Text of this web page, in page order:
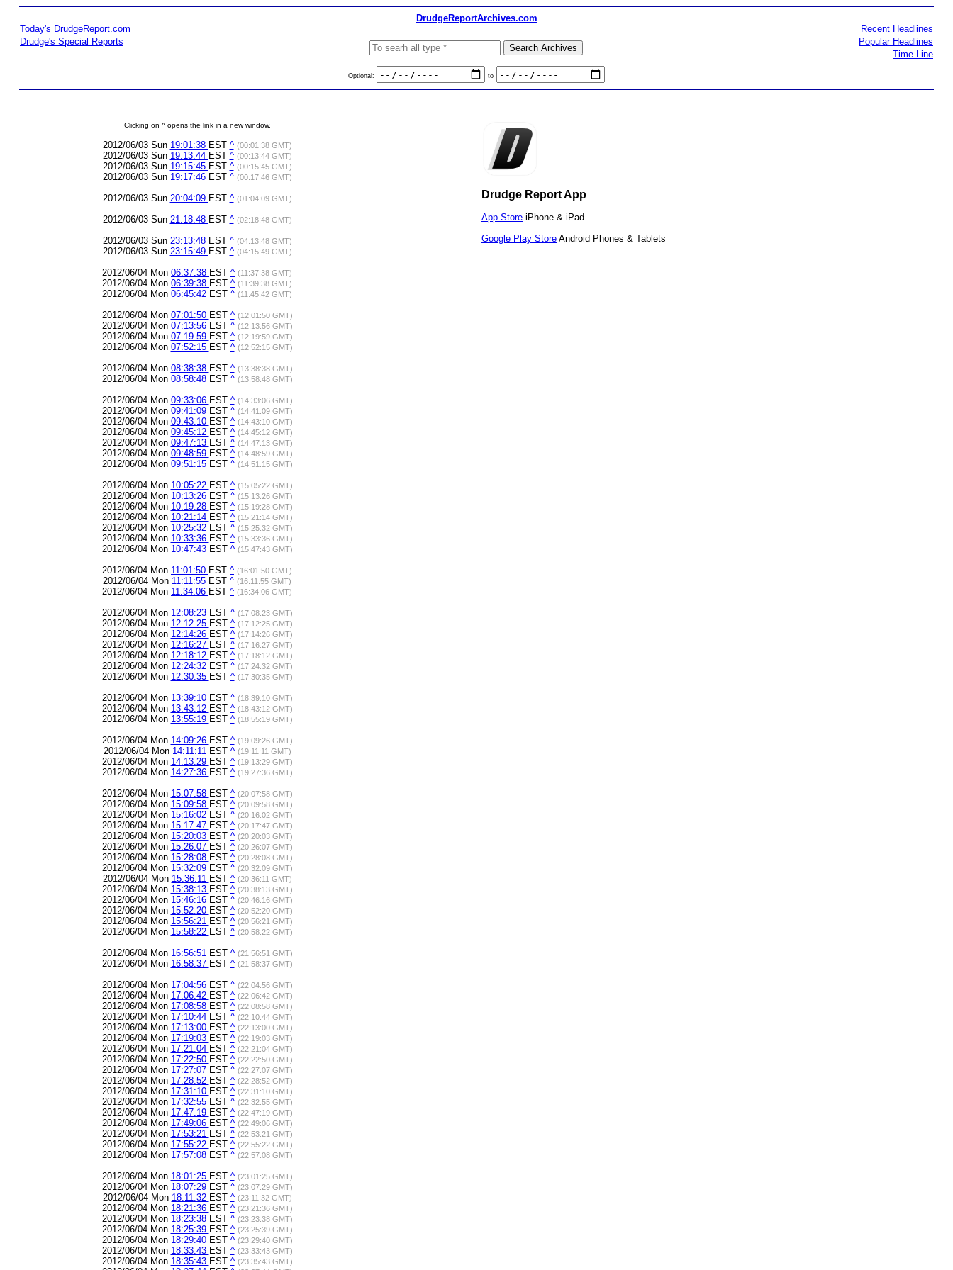
DrudgeReportArchives.com
Today's DrudgeReport.com
Drudge's Special Reports
Optional: to
Recent Headlines
Popular Headlines
Time Line
Clicking on ^ opens the link in a new window.
2012/06/03 Sun 19:01:38 EST ^ (00:01:38 GMT)
2012/06/03 Sun 19:13:44 EST ^ (00:13:44 GMT)
2012/06/03 Sun 19:15:45 EST ^ (00:15:45 GMT)
2012/06/03 Sun 19:17:46 EST ^ (00:17:46 GMT)
2012/06/03 Sun 20:04:09 EST ^ (01:04:09 GMT)
2012/06/03 Sun 21:18:48 EST ^ (02:18:48 GMT)
2012/06/03 Sun 23:13:48 EST ^ (04:13:48 GMT)
2012/06/03 Sun 23:15:49 EST ^ (04:15:49 GMT)
2012/06/04 Mon 06:37:38 EST ^ (11:37:38 GMT)
2012/06/04 Mon 06:39:38 EST ^ (11:39:38 GMT)
2012/06/04 Mon 06:45:42 EST ^ (11:45:42 GMT)
2012/06/04 Mon 07:01:50 EST ^ (12:01:50 GMT)
2012/06/04 Mon 07:13:56 EST ^ (12:13:56 GMT)
2012/06/04 Mon 07:19:59 EST ^ (12:19:59 GMT)
2012/06/04 Mon 07:52:15 EST ^ (12:52:15 GMT)
2012/06/04 Mon 08:38:38 EST ^ (13:38:38 GMT)
2012/06/04 Mon 08:58:48 EST ^ (13:58:48 GMT)
2012/06/04 Mon 09:33:06 EST ^ (14:33:06 GMT)
2012/06/04 Mon 09:41:09 EST ^ (14:41:09 GMT)
2012/06/04 Mon 09:43:10 EST ^ (14:43:10 GMT)
2012/06/04 Mon 09:45:12 EST ^ (14:45:12 GMT)
2012/06/04 Mon 09:47:13 EST ^ (14:47:13 GMT)
2012/06/04 Mon 09:48:59 EST ^ (14:48:59 GMT)
2012/06/04 Mon 09:51:15 EST ^ (14:51:15 GMT)
2012/06/04 Mon 10:05:22 EST ^ (15:05:22 GMT)
2012/06/04 Mon 10:13:26 EST ^ (15:13:26 GMT)
2012/06/04 Mon 10:19:28 EST ^ (15:19:28 GMT)
2012/06/04 Mon 10:21:14 EST ^ (15:21:14 GMT)
2012/06/04 Mon 10:25:32 EST ^ (15:25:32 GMT)
2012/06/04 Mon 10:33:36 EST ^ (15:33:36 GMT)
2012/06/04 Mon 10:47:43 EST ^ (15:47:43 GMT)
2012/06/04 Mon 11:01:50 EST ^ (16:01:50 GMT)
2012/06/04 Mon 11:11:55 EST ^ (16:11:55 GMT)
2012/06/04 Mon 11:34:06 EST ^ (16:34:06 GMT)
2012/06/04 Mon 12:08:23 EST ^ (17:08:23 GMT)
2012/06/04 Mon 12:12:25 EST ^ (17:12:25 GMT)
2012/06/04 Mon 12:14:26 EST ^ (17:14:26 GMT)
2012/06/04 Mon 12:16:27 EST ^ (17:16:27 GMT)
2012/06/04 Mon 12:18:12 EST ^ (17:18:12 GMT)
2012/06/04 Mon 12:24:32 EST ^ (17:24:32 GMT)
2012/06/04 Mon 12:30:35 EST ^ (17:30:35 GMT)
2012/06/04 Mon 13:39:10 EST ^ (18:39:10 GMT)
2012/06/04 Mon 13:43:12 EST ^ (18:43:12 GMT)
2012/06/04 Mon 13:55:19 EST ^ (18:55:19 GMT)
2012/06/04 Mon 14:09:26 EST ^ (19:09:26 GMT)
2012/06/04 Mon 14:11:11 EST ^ (19:11:11 GMT)
2012/06/04 Mon 14:13:29 EST ^ (19:13:29 GMT)
2012/06/04 Mon 14:27:36 EST ^ (19:27:36 GMT)
2012/06/04 Mon 15:07:58 EST ^ (20:07:58 GMT)
2012/06/04 Mon 15:09:58 EST ^ (20:09:58 GMT)
2012/06/04 Mon 15:16:02 EST ^ (20:16:02 GMT)
2012/06/04 Mon 15:17:47 EST ^ (20:17:47 GMT)
2012/06/04 Mon 15:20:03 EST ^ (20:20:03 GMT)
2012/06/04 Mon 15:26:07 EST ^ (20:26:07 GMT)
2012/06/04 Mon 15:28:08 EST ^ (20:28:08 GMT)
2012/06/04 Mon 15:32:09 EST ^ (20:32:09 GMT)
2012/06/04 Mon 15:36:11 EST ^ (20:36:11 GMT)
2012/06/04 Mon 15:38:13 EST ^ (20:38:13 GMT)
2012/06/04 Mon 15:46:16 EST ^ (20:46:16 GMT)
2012/06/04 Mon 15:52:20 EST ^ (20:52:20 GMT)
2012/06/04 Mon 15:56:21 EST ^ (20:56:21 GMT)
2012/06/04 Mon 15:58:22 EST ^ (20:58:22 GMT)
2012/06/04 Mon 16:56:51 EST ^ (21:56:51 GMT)
2012/06/04 Mon 16:58:37 EST ^ (21:58:37 GMT)
2012/06/04 Mon 17:04:56 EST ^ (22:04:56 GMT)
2012/06/04 Mon 17:06:42 EST ^ (22:06:42 GMT)
2012/06/04 Mon 17:08:58 EST ^ (22:08:58 GMT)
2012/06/04 Mon 17:10:44 EST ^ (22:10:44 GMT)
2012/06/04 Mon 17:13:00 EST ^ (22:13:00 GMT)
2012/06/04 Mon 17:19:03 EST ^ (22:19:03 GMT)
2012/06/04 Mon 17:21:04 EST ^ (22:21:04 GMT)
2012/06/04 Mon 17:22:50 EST ^ (22:22:50 GMT)
2012/06/04 Mon 17:27:07 EST ^ (22:27:07 GMT)
2012/06/04 Mon 17:28:52 EST ^ (22:28:52 GMT)
2012/06/04 Mon 17:31:10 EST ^ (22:31:10 GMT)
2012/06/04 Mon 17:32:55 EST ^ (22:32:55 GMT)
2012/06/04 Mon 17:47:19 EST ^ (22:47:19 GMT)
2012/06/04 Mon 17:49:06 EST ^ (22:49:06 GMT)
2012/06/04 Mon 17:53:21 EST ^ (22:53:21 GMT)
2012/06/04 Mon 17:55:22 EST ^ (22:55:22 GMT)
2012/06/04 Mon 17:57:08 EST ^ (22:57:08 GMT)
2012/06/04 Mon 18:01:25 EST ^ (23:01:25 GMT)
2012/06/04 Mon 18:07:29 EST ^ (23:07:29 GMT)
2012/06/04 Mon 18:11:32 EST ^ (23:11:32 GMT)
2012/06/04 Mon 18:21:36 EST ^ (23:21:36 GMT)
2012/06/04 Mon 18:23:38 EST ^ (23:23:38 GMT)
2012/06/04 Mon 18:25:39 EST ^ (23:25:39 GMT)
2012/06/04 Mon 18:29:40 EST ^ (23:29:40 GMT)
2012/06/04 Mon 18:33:43 EST ^ (23:33:43 GMT)
2012/06/04 Mon 18:35:43 EST ^ (23:35:43 GMT)
Drudge Report App
App Store iPhone & iPad
Google Play Store Android Phones & Tablets